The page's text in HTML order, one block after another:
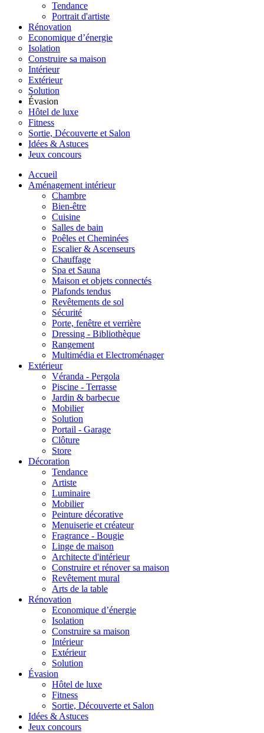
Tendance
Portrait d'artiste
Rénovation
Economique d’énergie
Isolation
Construire sa maison
Intérieur
Extérieur
Solution
Évasion
Hôtel de luxe
Fitness
Sortie, Découverte et Salon
Idées & Astuces
Jeux concours
Accueil
Aménagement intérieur
Chambre
Bien-être
Cuisine
Salles de bain
Poêles et Cheminées
Escalier & Ascenseurs
Chauffage
Spa et Sauna
Maison et objets connectés
Plafonds tendus
Revêtements de sol
Sécurité
Porte, fenêtre et verrière
Dressing - Bibliothèque
Rangement
Multimédia et Electroménager
Extérieur
Véranda - Pergola
Piscine - Terrasse
Jardin & barbecue
Mobilier
Solution
Portail - Garage
Clôture
Store
Décoration
Tendance
Artiste
Luminaire
Mobilier
Peinture décorative
Menuiserie et créateur
Fragrance - Bougie
Linge de maison
Architecte d'intérieur
Construire et rénover sa maison
Revêtement mural
Arts de la table
Rénovation
Economique d’énergie
Isolation
Construire sa maison
Intérieur
Extérieur
Solution
Évasion
Hôtel de luxe
Fitness
Sortie, Découverte et Salon
Idées & Astuces
Jeux concours